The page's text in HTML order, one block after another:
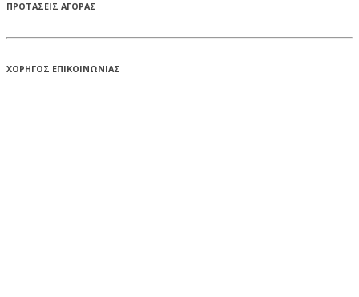
ΠΡΟΤΑΣΕΙΣ ΑΓΟΡΑΣ
ΧΟΡΗΓΟΣ ΕΠΙΚΟΙΝΩΝΙΑΣ